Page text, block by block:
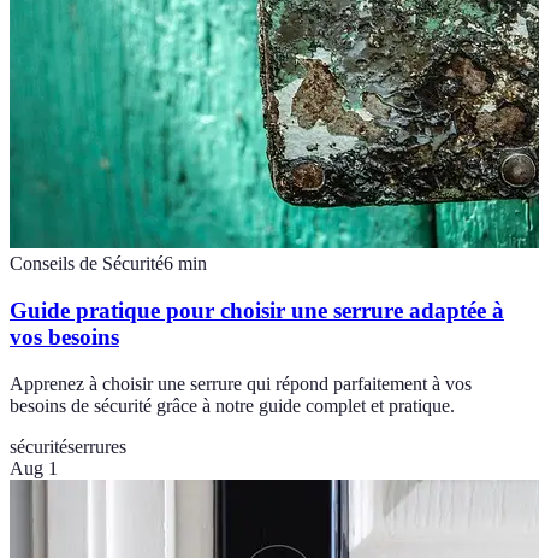
Conseils de Sécurité6 min
Guide pratique pour choisir une serrure adaptée à
vos besoins
Apprenez à choisir une serrure qui répond parfaitement à vos
besoins de sécurité grâce à notre guide complet et pratique.
sécuritéserrures
Aug 1